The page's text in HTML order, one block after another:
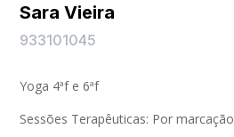
Sara Vieira
933101045
Yoga 4ªf e 6ªf
Sessões Terapêuticas: Por marcação